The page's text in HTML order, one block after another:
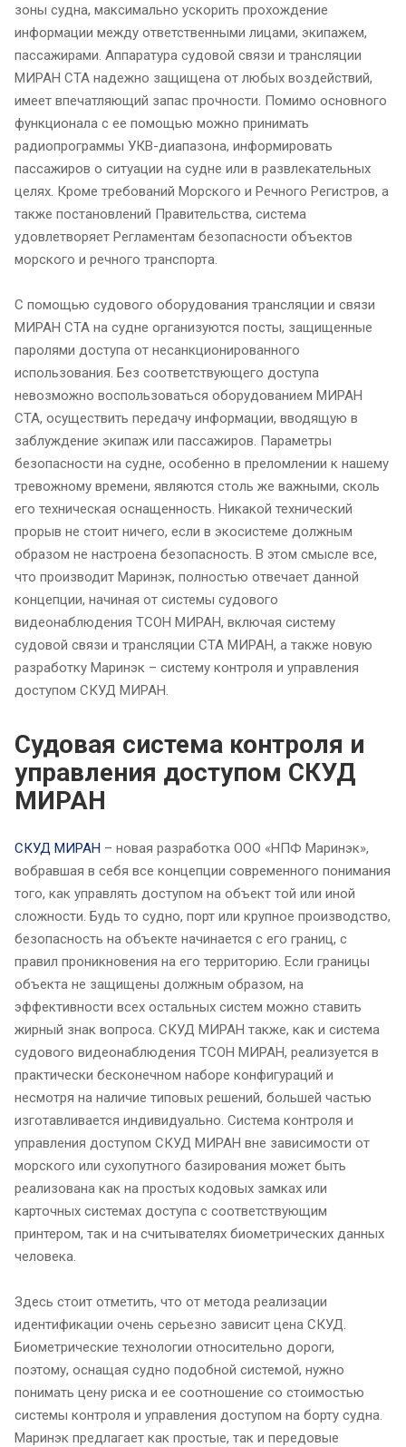
зоны судна, максимально ускорить прохождение
информации между ответственными лицами, экипажем,
пассажирами. Аппаратура судовой связи и трансляции
МИРАН СТА надежно защищена от любых воздействий,
имеет впечатляющий запас прочности. Помимо основного
функционала с ее помощью можно принимать
радиопрограммы УКВ-диапазона, информировать
пассажиров о ситуации на судне или в развлекательных
целях. Кроме требований Морского и Речного Регистров, а
также постановлений Правительства, система
удовлетворяет Регламентам безопасности объектов
морского и речного транспорта.
С помощью судового оборудования трансляции и связи
МИРАН СТА на судне организуются посты, защищенные
паролями доступа от несанкционированного
использования. Без соответствующего доступа
невозможно воспользоваться оборудованием МИРАН
СТА, осуществить передачу информации, вводящую в
заблуждение экипаж или пассажиров. Параметры
безопасности на судне, особенно в преломлении к нашему
тревожному времени, являются столь же важными, сколь
его техническая оснащенность. Никакой технический
прорыв не стоит ничего, если в экосистеме должным
образом не настроена безопасность. В этом смысле все,
что производит Маринэк, полностью отвечает данной
концепции, начиная от системы судового
видеонаблюдения ТСОН МИРАН, включая систему
судовой связи и трансляции СТА МИРАН, а также новую
разработку Маринэк – систему контроля и управления
доступом СКУД МИРАН.
Судовая система контроля и
управления доступом СКУД
МИРАН
СКУД МИРАН – новая разработка ООО «НПФ Маринэк»,
вобравшая в себя все концепции современного понимания
того, как управлять доступом на объект той или иной
сложности. Будь то судно, порт или крупное производство,
безопасность на объекте начинается с его границ, с
правил проникновения на его территорию. Если границы
объекта не защищены должным образом, на
эффективности всех остальных систем можно ставить
жирный знак вопроса. СКУД МИРАН также, как и система
судового видеонаблюдения ТСОН МИРАН, реализуется в
практически бесконечном наборе конфигураций и
несмотря на наличие типовых решений, большей частью
изготавливается индивидуально. Система контроля и
управления доступом СКУД МИРАН вне зависимости от
морского или сухопутного базирования может быть
реализована как на простых кодовых замках или
карточных системах доступа с соответствующим
принтером, так и на считывателях биометрических данных
человека.
Здесь стоит отметить, что от метода реализации
идентификации очень серьезно зависит цена СКУД.
Биометрические технологии относительно дороги,
поэтому, оснащая судно подобной системой, нужно
понимать цену риска и ее соотношение со стоимостью
системы контроля и управления доступом на борту судна.
Маринэк предлагает как простые, так и передовые